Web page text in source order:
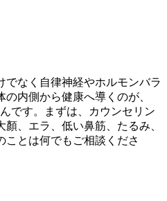
でなく自律神経やホルモンバラ
内側から健康へ導くのが、
です。まずは、カウンセリン
、エラ、低い鼻筋、たるみ、
ことは何でもご相談くださ